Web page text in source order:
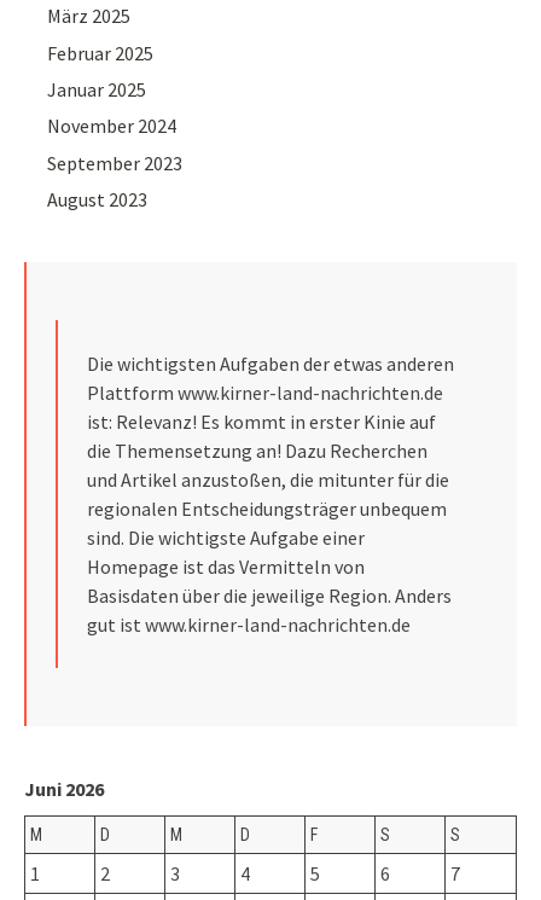
März 2025
Februar 2025
Januar 2025
November 2024
September 2023
August 2023
Die wichtigsten Aufgaben der etwas anderen
Plattform www.kirner-land-nachrichten.de
ist: Relevanz! Es kommt in erster Kinie auf
die Themensetzung an! Dazu Recherchen
und Artikel anzustoßen, die mitunter für die
regionalen Entscheidungsträger unbequem
sind. Die wichtigste Aufgabe einer
Homepage ist das Vermitteln von
Basisdaten über die jeweilige Region. Anders
gut ist www.kirner-land-nachrichten.de
Juni 2026
M D M D F S S
1 2 3 4 5 6
7